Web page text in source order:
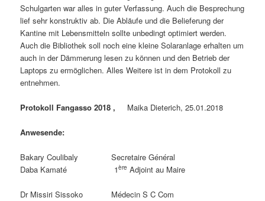
Schulgarten war alles in guter Verfassung. Auch die Besprechung
lief sehr konstruktiv ab. Die Abläufe und die Belieferung der
Kantine mit Lebensmitteln sollte unbedingt optimiert werden.
Auch die Bibliothek soll noch eine kleine Solaranlage erhalten um
auch in der Dämmerung lesen zu können und den Betrieb der
Laptops zu ermöglichen. Alles Weitere ist in dem Protokoll zu
entnehmen.
Protokoll Fangasso 2018 , Maika Dieterich, 25.01.2018
Anwesende:
Bakary Coulibaly Secretaire Général
Daba Kamaté 1ère Adjoint au Maire
Dr Missiri Sissoko Médecin S C Com